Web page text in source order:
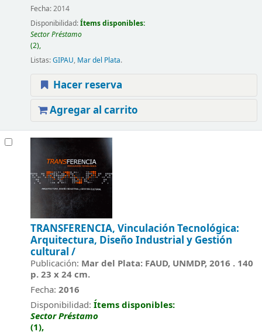
Fecha:2014
Disponibilidad:Ítems disponibles:
Sector Préstamo
(2),
Listas:GIPAU, Mar del Plata.
Hacer reserva
Agregar al carrito
TRANSFERENCIA, Vinculación Tecnológica:
Arquitectura, Diseño Industrial y Gestión
cultural /
Publicación: Mar del Plata: FAUD, UNMDP, 2016 . 140
p. 23 x 24 cm.
Fecha: 2016
Disponibilidad: Ítems disponibles:
Sector Préstamo
(1),